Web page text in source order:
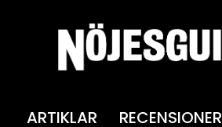
ARTIKLAR RECENSIONER